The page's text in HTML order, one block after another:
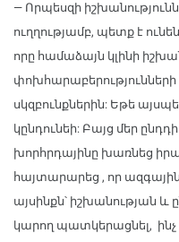
— Որպեսզի
ուղղությամբ, պետք է
որը համաձայն կլինի
սկզբունքներին: Եթե
կընդունեի: Բայց մեր
խորհրդայինը խառնեց
հայտարարեց , որ
այսինքն՝ իշխանության և
կարող պատկերացնել, ինչ